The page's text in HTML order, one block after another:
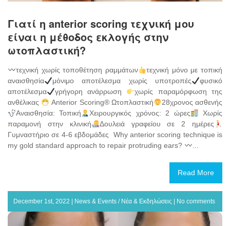
Γιατί η anterior scoring τεχνική μου
είναι η μέθοδος εκλογής στην
ωτοπλαστική?
τεχνική χωρίς τοποθέτηση ραμμάτων
τεχνική μόνο με τοπική
αναισθησία
μόνιμο αποτέλεσμα χωρίς υποτροπές
φυσικό
αποτέλεσμα
γρήγορη ανάρρωση
χωρίς παραμόρφωση της
ανθέλικας
Anterior Scoring® Ωτοπλαστική
28χρονος ασθενής
Αναισθησία: Τοπική
Χειρουργικός χρόνος: 2 ώρες
Χωρίς
παραμονή στην κλινική
Δουλειά γραφείου σε 2 ημέρες
Γυμναστήριο σε 4-6 εβδομάδες Why anterior scoring technique is
my gold standard approach to repair protruding ears?
Read More
December 1st, 2022 | News & Events / Νέα & Εκδηλώσεις No comments